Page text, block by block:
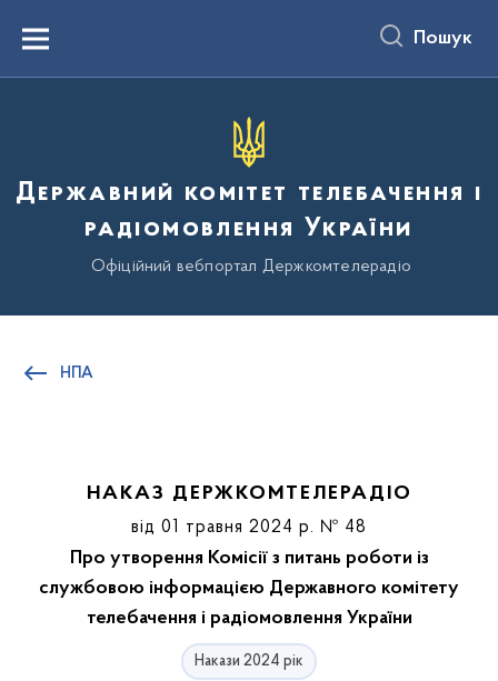
вмістуMenu Пошук
Державний комітет телебачення і
радіомовлення України
Офіційний вебпортал Держкомтелерадіо
НПА
НАКАЗ ДЕРЖКОМТЕЛЕРАДІО
від 01 травня 2024 р. № 48
Про утворення Комісії з питань роботи із
службовою інформацією Державного комітету
телебачення і радіомовлення України
Накази 2024 рік